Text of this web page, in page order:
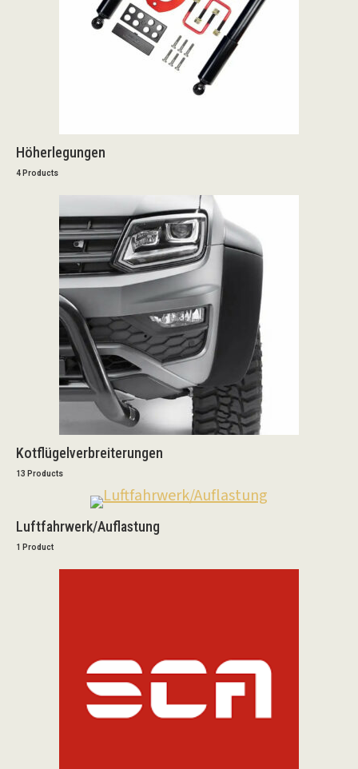
Höherlegungen
4 Products
Kotflügelverbreiterungen
13 Products
Luftfahrwerk/Auflastung
1 Product